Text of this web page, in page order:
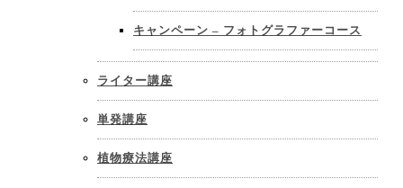
キャンペーン – フォトグラファーコース
ライター講座
単発講座
植物療法講座